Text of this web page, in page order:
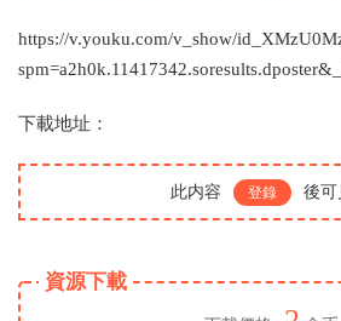
https://v.youku.com/v_show/
下載地址：
此内容 登錄 後可
資源下載